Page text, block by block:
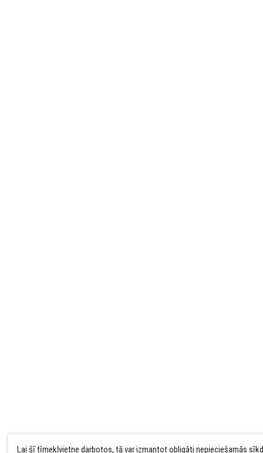
Lai šī tīmekļvietne darbotos, tā var izmantot obligāti nepieciešamās